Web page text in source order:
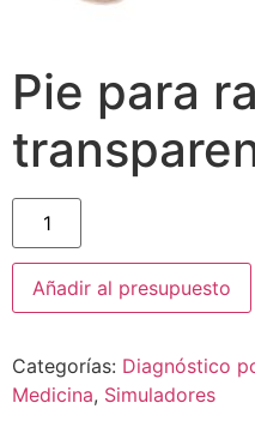
Pie para
Añadir al presupuesto
Categorías: Diagnóstico
Medicina, Simuladores